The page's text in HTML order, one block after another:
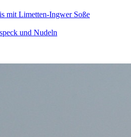
mit Limetten-Ingwer Soße
und Nudeln